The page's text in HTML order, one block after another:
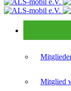
Mitglied